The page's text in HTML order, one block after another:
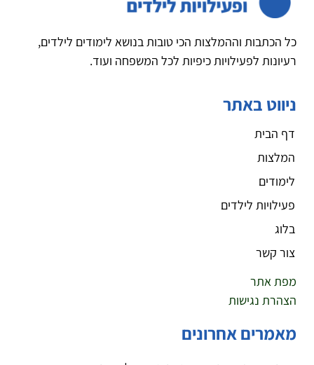
כל הכתבות וההמלצות הכי טובות בנושא לימודים לילדים,
רעיונות לפעילויות כיפיות לכל המשפחה ועוד.
ניווט באתר
דף הבית
המלצות
לימודים
פעילויות לילדים
בלוג
צור קשר
מפת אתר
הצהרת נגישות
מאמרים אחרונים